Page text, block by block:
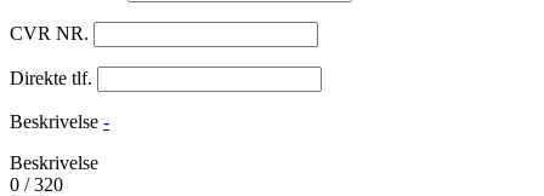
CVR NR.
Direkte tlf.
Beskrivelse -
Beskrivelse
0 /320